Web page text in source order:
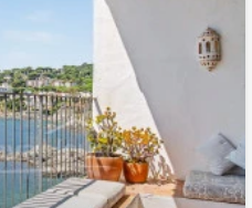
du plus haut au plus bas
par référence